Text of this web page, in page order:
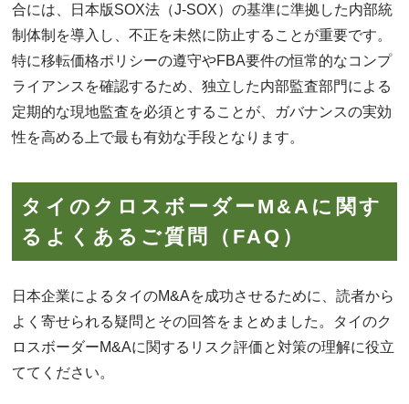
合には、日本版SOX法（J-SOX）の基準に準拠した内部統
制体制を導入し、不正を未然に防止することが重要です。
特に移転価格ポリシーの遵守やFBA要件の恒常的なコンプ
ライアンスを確認するため、独立した内部監査部門による
定期的な現地監査を必須とすることが、ガバナンスの実効
性を高める上で最も有効な手段となります。
タイのクロスボーダーM&Aに関す
るよくあるご質問（FAQ）
日本企業によるタイのM&Aを成功させるために、読者から
よく寄せられる疑問とその回答をまとめました。タイのク
ロスボーダーM&Aに関するリスク評価と対策の理解に役立
ててください。